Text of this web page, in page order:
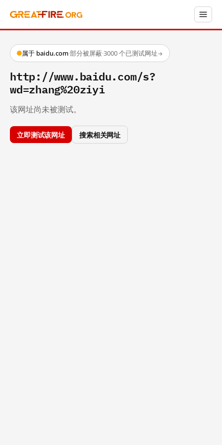
属于 baidu.com·部分被屏蔽·3000 个已测试网址→
http://www.baidu.com/s?
wd=zhang%20ziyi
该网址尚未被测试。
立即测试该网址 搜索相关网址